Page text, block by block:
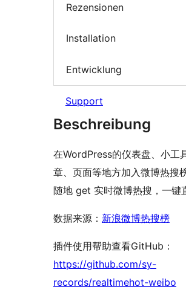
Rezensionen
Installation
Entwicklung
Support
Beschreibung
在WordPress的仪表盘、小工
章、页面等地方加入微博热搜
随地 get 实时微博热搜，一键
数据来源： 新浪微博热搜榜
插件使用帮助查看GitHub：
https://github.com/sy-
records/realtimehot-weibo